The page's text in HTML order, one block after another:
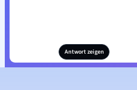
Antwort zeigen